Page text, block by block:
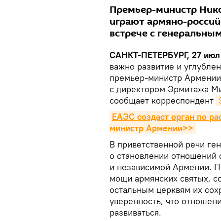
Премьер-министр
играют армяно-
встрече с
САНКТ-ПЕТЕРБУРГ, 27
важно развитие и
премьер-министр
с директором Эрмитажа
сообщает корреспондент
ЕАЭС создаст орган по
министр Армении>>
В приветственной речи
о становлении
и независимой Армении.
мощи армянских святых,
остальным церквям их
уверенность, что
развиваться.